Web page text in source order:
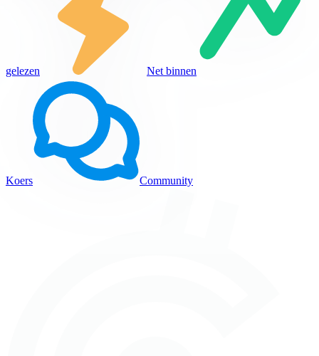
gelezen Net binnen
Koers Community